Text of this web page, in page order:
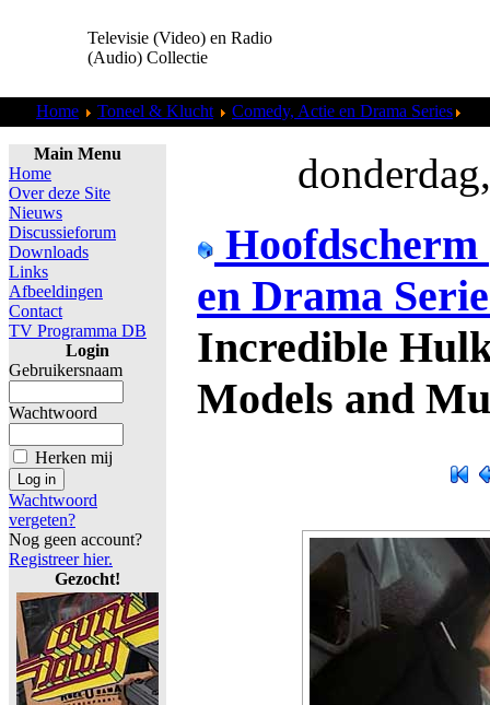
Televisie (Video) en Radio
(Audio) Collectie
Home Toneel & Klucht Comedy, Actie en Drama Series
Main Menu
Home
Over deze Site
Nieuws
Discussieforum
Downloads
Links
Afbeeldingen
Contact
TV Programma DB
Login
Gebruikersnaam
Wachtwoord
Herken mij
Wachtwoord
vergeten?
Nog geen account?
Registreer hier.
Gezocht!
Hoofdscherm
en Drama
Incredible
Models and